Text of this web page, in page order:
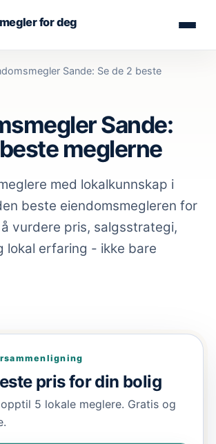
for deg
Sande: Se de 2 beste
Sande:
meglerne
med lokalkunnskap i
beste eiendomsmegleren for
vurdere pris, salgsstrategi,
lokal erfaring - ikke bare
pris for din bolig
5 lokale meglere. Gratis og